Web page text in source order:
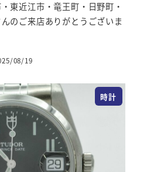
東近江市・竜王町・日野町・
のご来店ありがとうございま
日
08/19
時計